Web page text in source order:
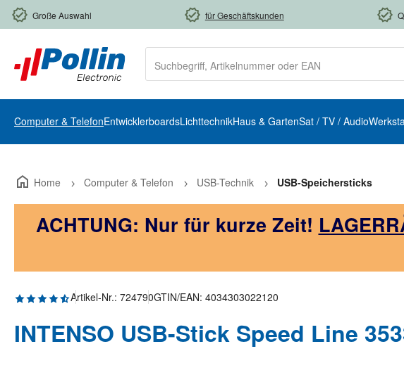
Hauptinhalt springen
Zur Suche springen
Zur Hauptnavigation springen
Große Auswahl für Geschäftskunden
Computer & TelefonEntwicklerboardsLichttechnikHaus & GartenSat / TV / Audio
Home Computer & Telefon USB-Technik USB-Speichersticks
ACHTUNG: Nur für kurze Zeit!
Durchschnittliche Bewertung von 4.4 von 5 Sternen
Artikel-Nr.: 724790GTIN/EAN: 4034303022120
INTENSO USB-Stick Speed Line